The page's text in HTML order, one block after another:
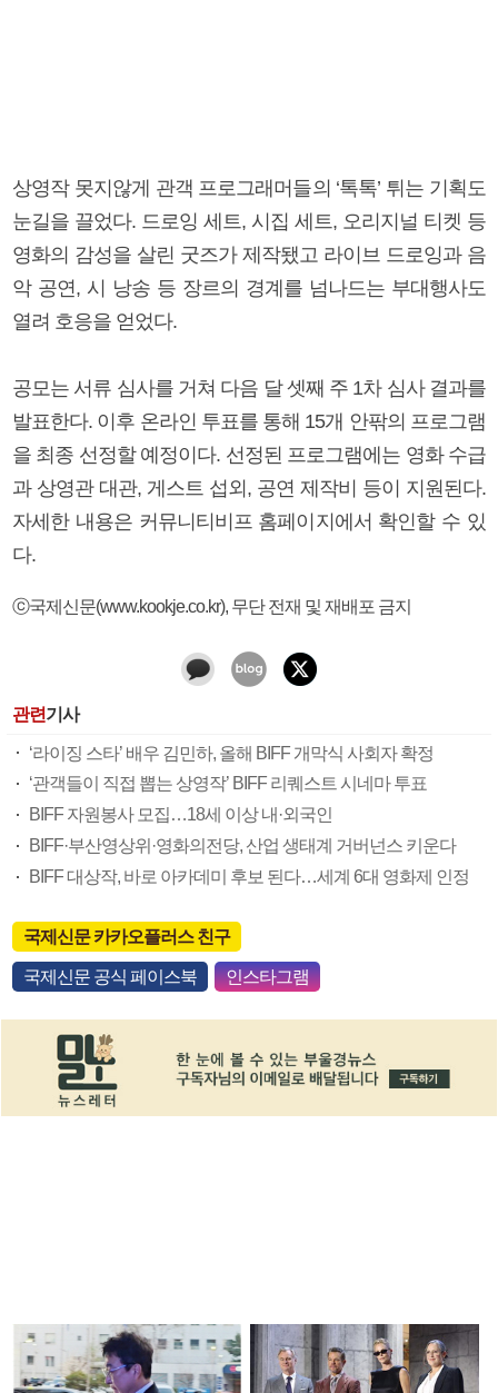
상영작 못지않게 관객 프로그래머들의 ‘톡톡’ 튀는 기획도
눈길을 끌었다. 드로잉 세트, 시집 세트, 오리지널 티켓 등
영화의 감성을 살린 굿즈가 제작됐고 라이브 드로잉과 음
악 공연, 시 낭송 등 장르의 경계를 넘나드는 부대행사도
열려 호응을 얻었다.
공모는 서류 심사를 거쳐 다음 달 셋째 주 1차 심사 결과를
발표한다. 이후 온라인 투표를 통해 15개 안팎의 프로그램
을 최종 선정할 예정이다. 선정된 프로그램에는 영화 수급
과 상영관 대관, 게스트 섭외, 공연 제작비 등이 지원된다.
자세한 내용은 커뮤니티비프 홈페이지에서 확인할 수 있
다.
ⓒ국제신문(www.kookje.co.kr), 무단 전재 및 재배포 금지
관련기사
‘라이징 스타’ 배우 김민하, 올해 BIFF 개막식 사회자 확정
‘관객들이 직접 뽑는 상영작’ BIFF 리퀘스트 시네마 투표
BIFF 자원봉사 모집…18세 이상 내·외국인
BIFF·부산영상위·영화의전당, 산업 생태계 거버넌스 키운다
BIFF 대상작, 바로 아카데미 후보 된다…세계 6대 영화제 인정
국제신문 카카오플러스 친구
국제신문 공식 페이스북 인스타그램